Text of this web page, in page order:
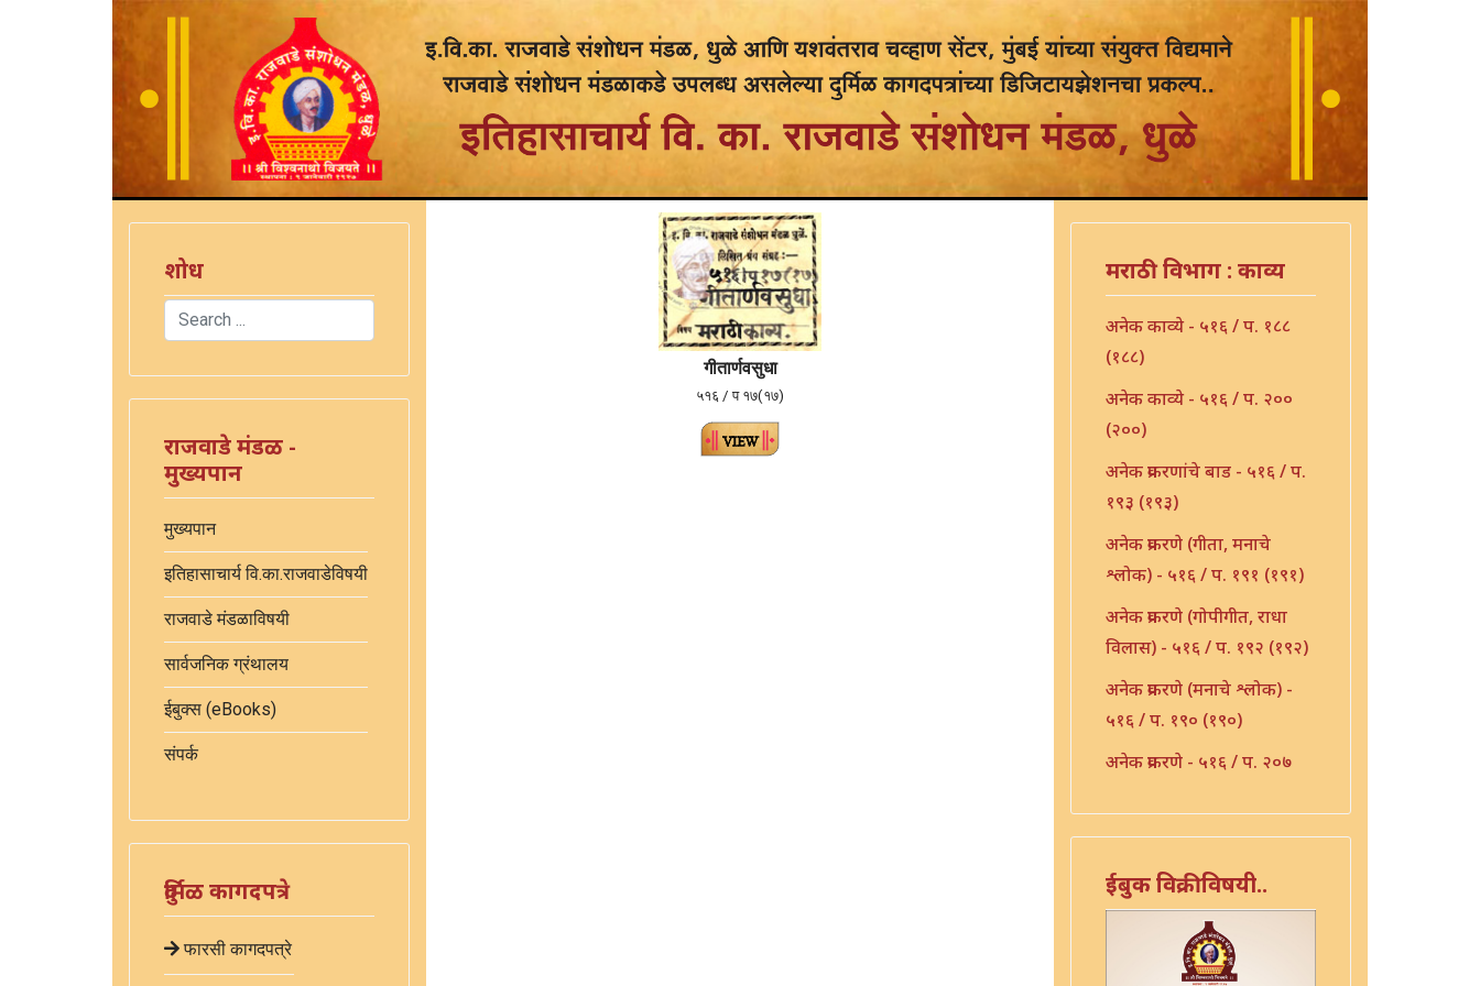
शोध
Search
राजवाडे मंडळ -
मुख्यपान
मुख्यपान
इतिहासाचार्य वि.का.राजवाडेविषयी
राजवाडे मंडळाविषयी
सार्वजनिक ग्रंथालय
ईबुक्स (eBooks)
संपर्क
दुर्मिळ कागदपत्रे
फारसी कागदपत्रे
गीतार्णवसुधा
५१६ / प १७(१७)
मराठी विभाग : काव्य
अनेक काव्ये - ५१६ / प. १८८
(१८८)
अनेक काव्ये - ५१६ / प. २००
(२००)
अनेक प्रकरणांचे बाड - ५१६ / प.
१९३ (१९३)
अनेक प्रकरणे (गीता, मनाचे
श्लोक) - ५१६ / प. १९१ (१९१)
अनेक प्रकरणे (गोपीगीत, राधा
विलास) - ५१६ / प. १९२ (१९२)
अनेक प्रकरणे (मनाचे श्लोक) -
५१६ / प. १९० (१९०)
अनेक प्रकरणे - ५१६ / प. २०७
अनेक प्रकरणे - ५१६ / प. २१०
अनेक प्रकरणे - ५१६ / प. २३६
अभंग - ५१६ / प. १५३ (१५३)
ईबुक विक्रीविषयी..